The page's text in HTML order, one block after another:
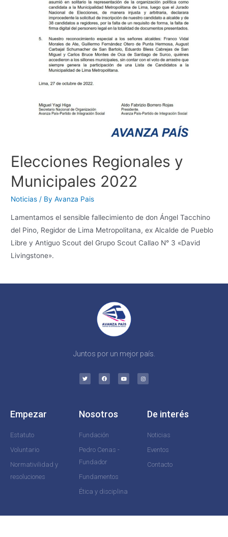
Elecciones Regionales y
Municipales 2022
Noticias / ByAvanza Pais
Lamentamos el sensible fallecimiento de don Ángel Tacchino
del Pino, Regidor de Lima Metropolitana, ex Alcalde de Pueblo
Libre y Antiguo Scout del Grupo Scout Callao N° 3 «David
Livingstone».
Juntos por un mejor país.
Empezar
Estatuto
Voluntario
Normativilidad y
resoluciones
Nosotros
Fundación
Pedro Cenas -
Fundador
Fundamentos
Ética y disciplina
De interés
Noticias
Eventos
Contacto